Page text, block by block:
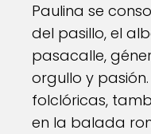
Paulina se
del pasillo, el
pasacalle,
orgullo y
folclóricas,
en la balada